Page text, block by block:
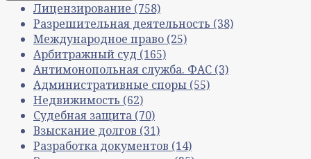
Лицензирование (758)
Разрешительная деятельность (38)
Международное право (25)
Арбитражный суд (165)
Антимонопольная служба. ФАС (3)
Административные споры (55)
Недвижимость (62)
Судебная защита (70)
Взыскание долгов (31)
Разработка документов (14)